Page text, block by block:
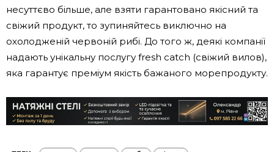
несуттєво більше, але взяти гарантовано якісний та
свіжий продукт, то зупиняйтесь виключно на
охолодженій червоній рибі. До того ж, деякі компанії
надають унікальну послугу fresh catch (свіжий вилов),
яка гарантує преміум якість бажаного морепродукту.